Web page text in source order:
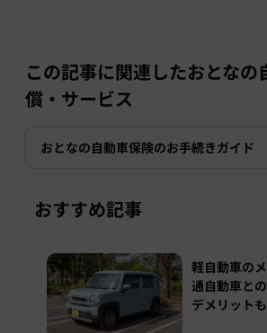
この記事に関連したおとなの
償・サービス
おとなの自動車保険のお手続きガイド
おすすめ記事
軽自動車の
通自動車と
デメリット